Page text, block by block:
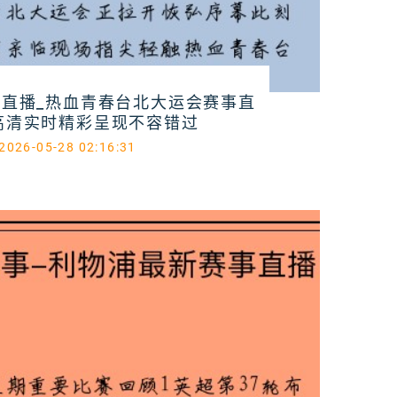
播_热血青春台北大运会赛事直
清实时精彩呈现不容错过
05-28 02:16:31